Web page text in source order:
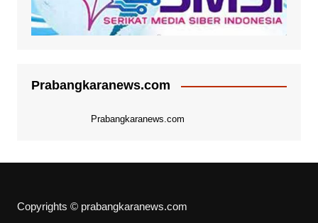
Prabangkaranews.com
Prabangkaranews.com
Copyrights © prabangkaranews.com